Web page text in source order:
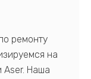
ремонту
на
Aser. Наша